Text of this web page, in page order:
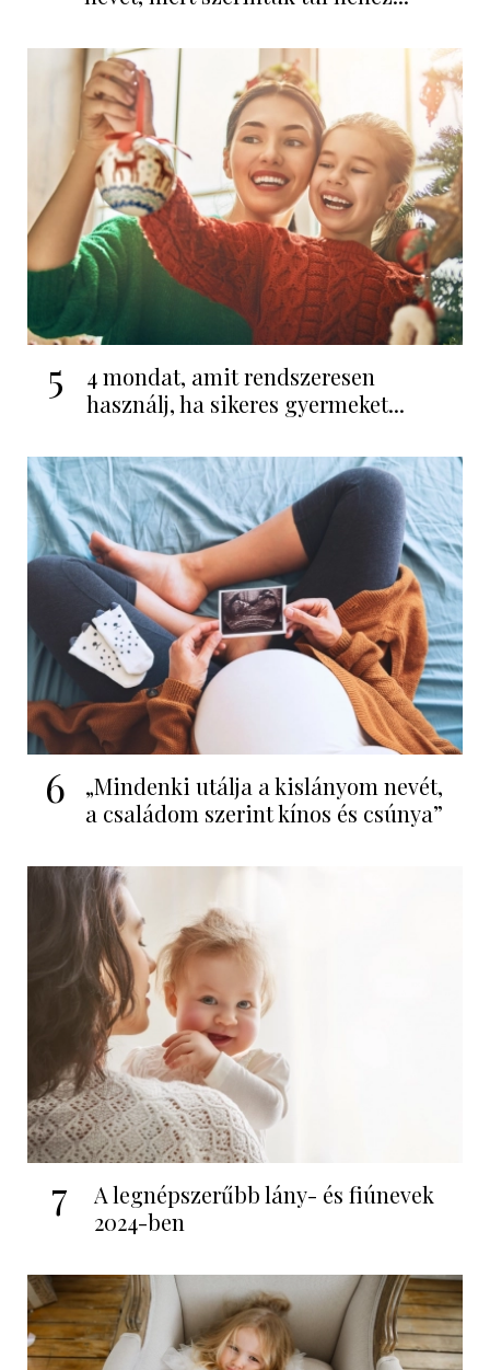
5
4 mondat, amit rendszeresen
használj, ha sikeres gyermeket...
6
„Mindenki utálja a kislányom nevét,
a családom szerint kínos és csúnya”
7
A legnépszerűbb lány- és fiúnevek
2024-ben